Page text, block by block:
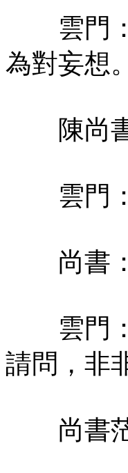
雲門：
為對妄想
陳尚書
雲門：
尚書：
雲門：
請問，非
尚書茫